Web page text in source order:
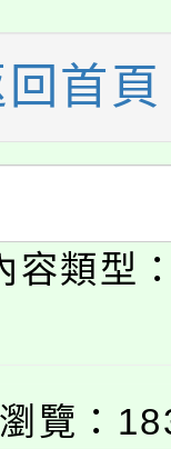
收入戶
可洽有
科技中
科技
入校路
專業人
、30在
桃園電
首頁
容類型
覽：